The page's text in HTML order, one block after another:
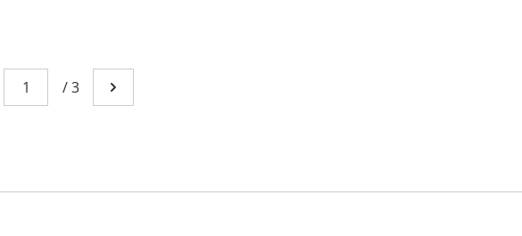
Sivu
You're currently reading page 1
/3 Mene seuraavalle sivulle